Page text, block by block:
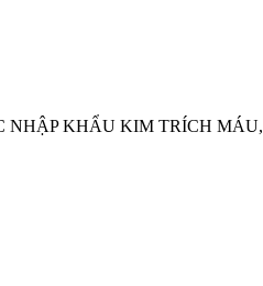
NHẬP KHẨU KIM TRÍCH MÁU,